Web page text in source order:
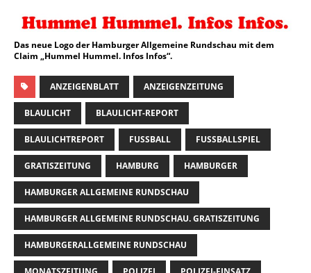
Das neue Logo der Hamburger Allgemeine Rundschau mit dem
Claim „Hummel Hummel. Infos Infos“.
ANZEIGENBLATT ANZEIGENZEITUNG
BLAULICHT BLAULICHT-REPORT
BLAULICHTREPORT FUSSBALL FUSSBALLSPIEL
GRATISZEITUNG HAMBURG HAMBURGER
HAMBURGER ALLGEMEINE RUNDSCHAU
HAMBURGER ALLGEMEINE RUNDSCHAU. GRATISZEITUNG
HAMBURGERALLGEMEINE RUNDSCHAU